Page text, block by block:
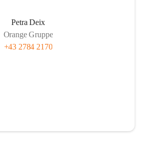
Petra Deix
Orange Gruppe
+43 2784 2170